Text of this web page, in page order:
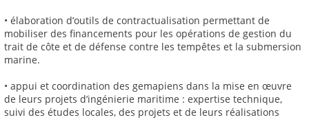
• élaboration d’outils de contractualisation permettant de
mobiliser des financements pour les opérations de gestion du
trait de côte et de défense contre les tempêtes et la submersion
marine.
• appui et coordination des gemapiens dans la mise en œuvre
de leurs projets d’ingénierie maritime : expertise technique,
suivi des études locales, des projets et de leurs réalisations